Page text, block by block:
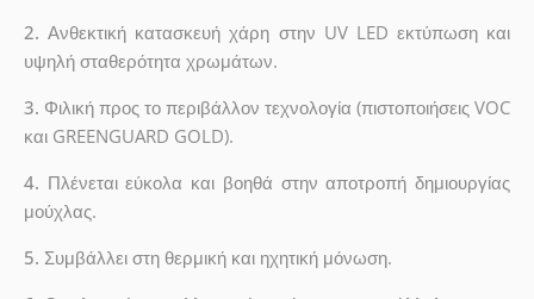
2.Ανθεκτική κατασκευή χάρη στην UV LED εκτύπωση και
υψηλή σταθερότητα χρωμάτων.
3. Φιλική προς το περιβάλλον τεχνολογία (πιστοποιήσεις VOC
και GREENGUARD GOLD).
4. Πλένεται εύκολα και βοηθά στην αποτροπή δημιουργίας
μούχλας.
5. Συμβάλλει στη θερμική και ηχητική μόνωση.